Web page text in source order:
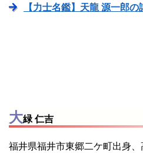
【力士名鑑】天龍 源一郎
大緑 仁吉
福井県福井市東郷二ケ町出身